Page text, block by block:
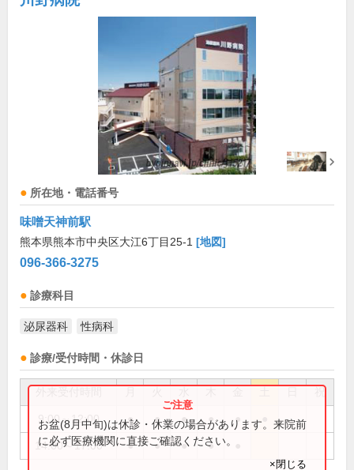
所在地・電話番号
味噌天神前駅
熊本県熊本市中央区大江6丁目25-1 [地図]
096-366-3275
診療科目
泌尿器科 性病科
診療/受付時間・休診日
祝
9:00～12:00 ● ● ● ● ●
14:00～17:00 ● ● ● ●
お盆(8月中旬)は休診・休業の場合があります。来院前
に必ず医療機関に直接ご確認ください。
×閉じる